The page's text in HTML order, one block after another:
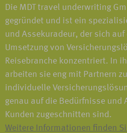
Die MDT travel underwriting
gegründet und ist ein
und Assekuradeur, der sich
Umsetzung von
Reisebranche konzentriert. In
arbeiten sie eng mit Partnern
individuelle
genau auf die Bedürfnisse und
Kunden zugeschnitten sind.
Weitere Informationen finden